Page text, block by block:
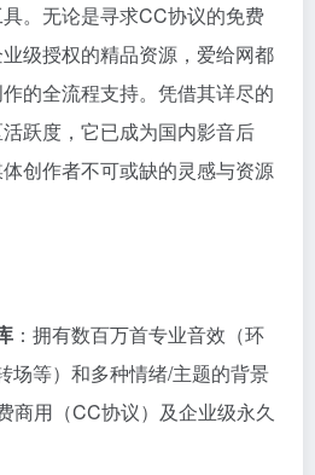
。无论是寻求CC协议的免费
级授权的精品资源，爱给网都
的全流程支持。凭借其详尽的
跃度，它已成为国内影音后
创作者不可或缺的灵感与资源
：拥有数百万首专业音效（环
场等）和多种情绪/主题的背景
商用（CC协议）及企业级永久